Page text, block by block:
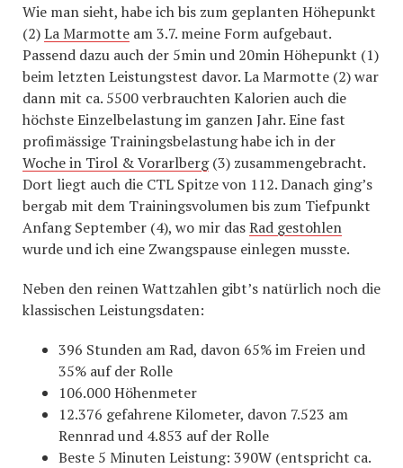
Wie man sieht, habe ich bis zum geplanten Höhepunkt
(2)La Marmotte am 3.7. meine Form aufgebaut.
Passend dazu auch der 5min und 20min Höhepunkt (1)
beim letzten Leistungstest davor. La Marmotte (2) war
dann mit ca. 5500 verbrauchten Kalorien auch die
höchste Einzelbelastung im ganzen Jahr. Eine fast
profimässige Trainingsbelastung habe ich in der
Woche in Tirol & Vorarlberg(3) zusammengebracht.
Dort liegt auch die CTL Spitze von 112. Danach ging’s
bergab mit dem Trainingsvolumen bis zum Tiefpunkt
Anfang September (4), wo mir dasRad gestohlen
wurde und ich eine Zwangspause einlegen musste.
Neben den reinen Wattzahlen gibt’s natürlich noch die
klassischen Leistungsdaten:
396 Stunden am Rad, davon 65% im Freien und
35% auf der Rolle
106.000 Höhenmeter
12.376 gefahrene Kilometer, davon 7.523 am
Rennrad und 4.853 auf der Rolle
Beste 5 Minuten Leistung: 390W (entspricht ca.